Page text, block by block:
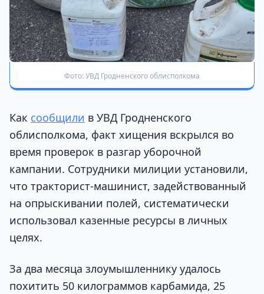
Фото: УВД Гродненского облисполкома
Как сообщили в УВД Гродненского
облисполкома, факт хищения вскрылся во
время проверок в разгар уборочной
кампании. Сотрудники милиции установили,
что тракторист-машинист, задействованный
на опрыскивании полей, систематически
использовал казенные ресурсы в личных
целях.
За два месяца злоумышленнику удалось
похитить 50 килограммов карбамида, 25